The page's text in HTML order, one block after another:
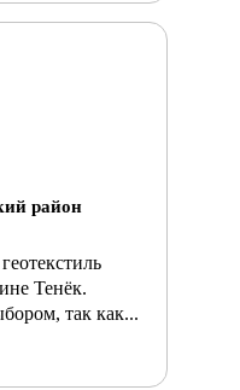
район
Тенёк.
так как...